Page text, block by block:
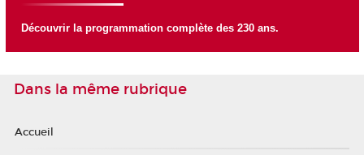
Découvrir la programmation complète des 230 ans.
Dans la même rubrique
Accueil